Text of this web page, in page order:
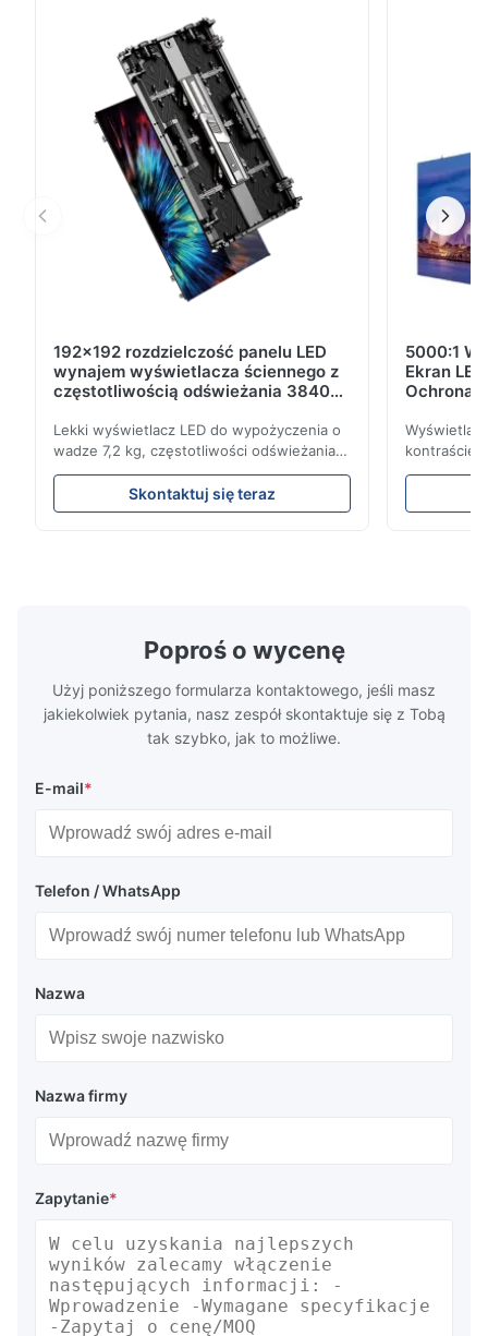
możliwości serwisowe w zakresie konserwacji sprzętu
przemysłowego. Uniwersalna kompatybilność z
systemami ...
192x192 rozdzielczość panelu LED
wynajem wyświetlacza ściennego z
częstotliwością odświeżania 3840Hz
Lekki wyświetlacz LED do wypożyczenia o
wadze 7,2 kg, częstotliwości odświeżania
3840 Hz, jasności 700 cd/m² i
rozdzielczości 192 x 192. Idealny do
wydarzeń na żywo dzięki łatwej instalacji i
Skontaktuj się teraz
5000:1
Ekran
Ochrona
kontraście
wysoką
Poproś o wycenę
Użyj poniższego formularza kontaktowego, jeśli masz
jakiekolwiek pytania, nasz zespół skontaktuje się z Tobą
tak szybko, jak to możliwe.
E-mail*
Telefon / WhatsApp
Nazwa
Nazwa firmy
Zapytanie*